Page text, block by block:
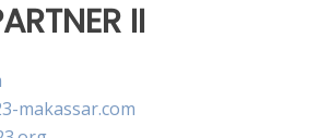
II
makassar.com